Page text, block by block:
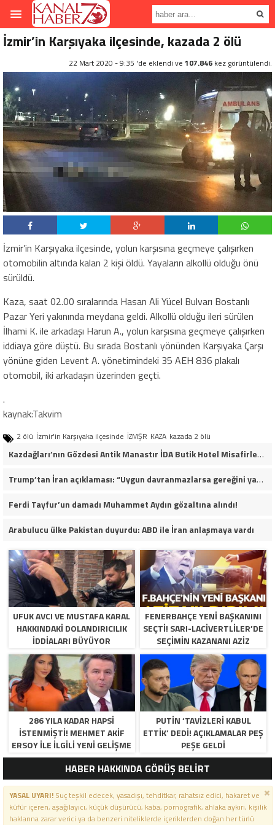
İzmir’in Karşıyaka ilçesinde, kazada 2 ölü
22 Mart 2020 - 9:35 'de eklendi ve 107.846 kez görüntülendi.
İzmir’in Karşıyaka ilçesinde, yolun karşısına geçmeye çalışırken
otomobilin altında kalan 2 kişi öldü. Yayaların alkollü olduğu önü
sürüldü.
Kaza, saat 02.00 sıralarında Hasan Ali Yücel Bulvarı Bostanlı
Pazar Yeri yakınında meydana geldi. Alkollü olduğu ileri sürülen
İlhami K. ile arkadaşı Harun A., yolun karşısına geçmeye çalışırken
iddiaya göre düştü. Bu sırada Bostanlı yönünden Karşıyaka Çarşı
yönüne giden Levent A. yönetimindeki 35 AEH 836 plakalı
otomobil, iki arkadaşın üzerinden geçti.
.
kaynak:Takvim
2 ölü İzmir'in Karşıyaka ilçesinde İZMŞR KAZA kazada 2 ölü
Kazdağları’nın Gözdesi Antik Manastır İDA Butik Hotel Misafirlerinden Tam Not Alıyor
Trump’tan İran açıklaması: “Uygun davranmazlarsa gereğini yaparım”
Ferdi Tayfur’un damadı Muhammet Aydın gözaltına alındı!
Arabulucu ülke Pakistan duyurdu: ABD ile İran anlaşmaya vardı
UFUK AVCI VE MUSTAFA KARAL
HAKKINDAKI DOLANDIRICILIK
İDDIALARI BÜYÜYOR
FENERBAHÇE YENI BAŞKANINI
SEÇTI! SARI-LACIVERTLILER’DE
SEÇIMIN KAZANANI AZIZ
YILDIRIM OLDU
286 YILA KADAR HAPSI
ISTENMIŞTI! MEHMET AKIF
ERSOY ILE ILGILI YENI GELIŞME
PUTIN ‘TAVIZLERI KABUL
ETTIK’ DEDI! AÇIKLAMALAR PEŞ
PEŞE GELDI
HABER HAKKINDA GÖRÜŞ BELİRT
YASAL UYARI!Suç teşkil edecek, yasadışı, tehditkar, rahatsız edici, hakaret ve
küfür içeren, aşağılayıcı, küçük düşürücü, kaba, pornografik, ahlaka aykırı, kişilik
haklarına zarar verici ya da benzeri niteliklerde içeriklerden doğan her türlü